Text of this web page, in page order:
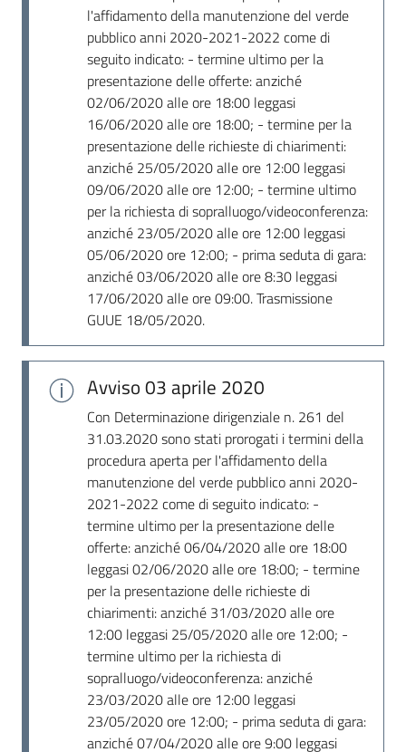
l'affidamento della manutenzione del verde
pubblico anni 2020-2021-2022 come di
seguito indicato: - termine ultimo per la
presentazione delle offerte: anziché
02/06/2020 alle ore 18:00 leggasi
16/06/2020 alle ore 18:00; - termine per la
presentazione delle richieste di chiarimenti:
anziché 25/05/2020 alle ore 12:00 leggasi
09/06/2020 alle ore 12:00; - termine ultimo
per la richiesta di sopralluogo/videoconferenza:
anziché 23/05/2020 alle ore 12:00 leggasi
05/06/2020 ore 12:00; - prima seduta di gara:
anziché 03/06/2020 alle ore 8:30 leggasi
17/06/2020 alle ore 09:00. Trasmissione
GUUE 18/05/2020.
Avviso03 aprile 2020
Con Determinazione dirigenziale n. 261 del
31.03.2020 sono stati prorogati i termini della
procedura aperta per l'affidamento della
manutenzione del verde pubblico anni 2020-
2021-2022 come di seguito indicato: -
termine ultimo per la presentazione delle
offerte: anziché 06/04/2020 alle ore 18:00
leggasi 02/06/2020 alle ore 18:00; - termine
per la presentazione delle richieste di
chiarimenti: anziché 31/03/2020 alle ore
12:00 leggasi 25/05/2020 alle ore 12:00; -
termine ultimo per la richiesta di
sopralluogo/videoconferenza: anziché
23/03/2020 alle ore 12:00 leggasi
23/05/2020 ore 12:00; - prima seduta di gara:
anziché 07/04/2020 alle ore 9:00 leggasi